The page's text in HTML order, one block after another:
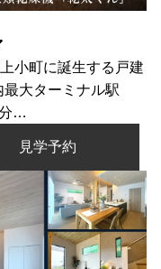
小町に誕生する戸建
大ターミナル駅
分…
見学予約